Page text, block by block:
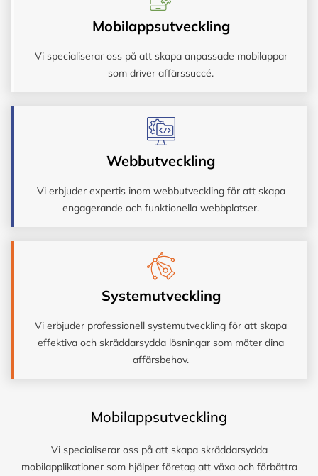
Mobilappsutveckling
Vi specialiserar oss på att skapa anpassade mobilappar
som driver affärssuccé.
Webbutveckling
Vi erbjuder expertis inom webbutveckling för att skapa
engagerande och funktionella webbplatser.
Systemutveckling
Vi erbjuder professionell systemutveckling för att skapa
effektiva och skräddarsydda lösningar som möter dina
affärsbehov.
Mobilappsutveckling
Vi specialiserar oss på att skapa skräddarsydda
mobilapplikationer som hjälper företag att växa och förbättra